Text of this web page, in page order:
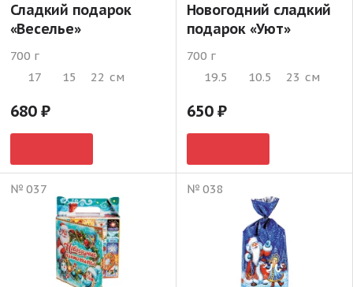
Сладкий подарок
«Веселье»
700 г
17
15 22 см
680
Новогодний сладкий
подарок «Уют»
700 г
19.5
10.5 23 см
650
№ 037 № 038